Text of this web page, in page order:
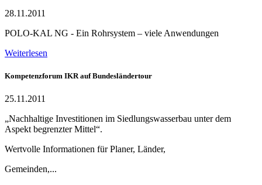
28.11.2011
POLO-KAL NG - Ein Rohrsystem – viele Anwendungen
Weiterlesen
Kompetenzforum IKR auf Bundesländertour
25.11.2011
„Nachhaltige Investitionen im Siedlungswasserbau unter dem
Aspekt begrenzter Mittel“.
Wertvolle Informationen für Planer, Länder,
Gemeinden,...